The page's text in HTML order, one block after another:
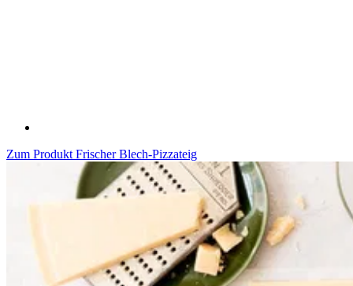
Zum Produkt Frischer Blech-Pizzateig